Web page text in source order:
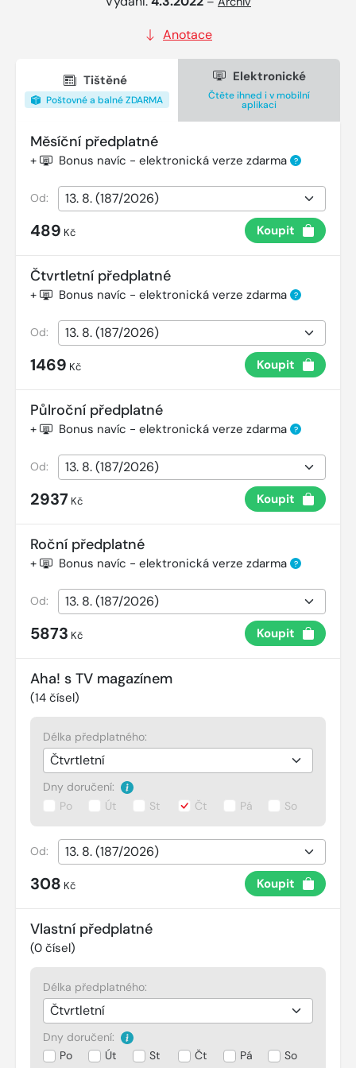
Anotace
Tištěné
Poštovné a balné ZDARMA
Elektronické
Čtěte ihned i v mobilní
aplikaci
Měsíční předplatné
+ Bonus navíc - elektronická verze zdarma ?
Od:
489 Kč Koupit
Čtvrtletní předplatné
+ Bonus navíc - elektronická verze zdarma ?
Od:
1469 Kč Koupit
Půlroční předplatné
+ Bonus navíc - elektronická verze zdarma ?
Od:
2937 Kč Koupit
Roční předplatné
+ Bonus navíc - elektronická verze zdarma ?
Od:
5873 Kč Koupit
Aha! s TV magazínem
(14 čísel)
Délka předplatného:
Dny doručení:
Po
Út St Čt Pá So
Od:
308 Kč Koupit
Vlastní předplatné
(0 čísel)
Délka předplatného:
Dny doručení:
Po
Út St Čt Pá So